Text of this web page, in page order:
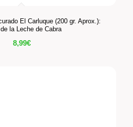
El Carluque (200 gr. Aprox.):
la Leche de Cabra
8,99€